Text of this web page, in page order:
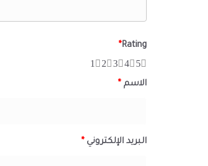
Rating
*
5
4
3
2
1
الاسم *
البريد الإلكتروني *